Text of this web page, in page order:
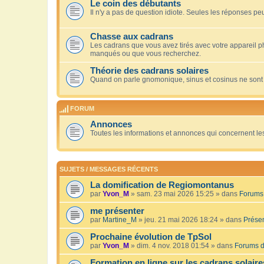
Le coin des débutants
Il n'y a pas de question idiote. Seules les réponses
Chasse aux cadrans
Les cadrans que vous avez tirés avec votre appareil
manqués ou que vous recherchez.
Théorie des cadrans solaires
Quand on parle gnomonique, sinus et cosinus ne
FORUM
Annonces
Toutes les informations et annonces qui concernent
SUJETS / MESSAGES RÉCENTS
La domification de Regiomontanus
par Yvon_M » sam. 23 mai 2026 15:25 » dans
me présenter
par Martine_M » jeu. 21 mai 2026 18:24 » dans
Prochaine évolution de TpSol
par Yvon_M » dim. 4 nov. 2018 01:54 » dans Forums